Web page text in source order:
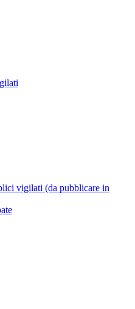
vigilati (da pubblicare in